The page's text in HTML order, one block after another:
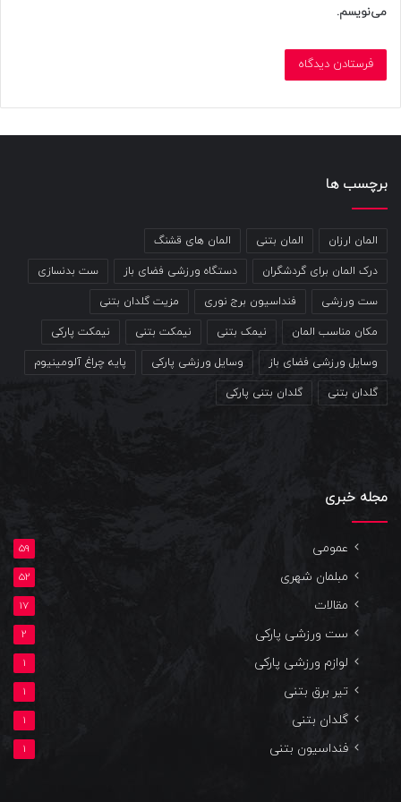
دستگاه کشش پا دراز و نشست
پرس پا، دستگاه توسن
بارفیکس چرخشی
دستگاه تقویت سرشانه
پرس سرشانه
دستگاه جلوپا
بارفیکس
دستگاه پارالل پارکی
دستگاه دوفرمان
می‌نویسم.
برچسب ها
المان ارزان المان بتنی المان های قشنگ
درک المان برای گردشگران دستگاه ورزشی فضای باز ست بدنسازی
ست ورزشی فنداسیون برج نوری مزیت گلدان بتنی
مکان مناسب المان نیمک بتنی نیمکت بتنی نیمکت پارکی
وسایل ورزشی فضای باز وسایل ورزشی پارکی پایه چراغ آلومینیوم
گلدان بتنی گلدان بتنی پارکی
مجله خبری
عمومی 59
مبلمان شهری 52
مقالات 17
ست ورزشی پارکی 2
لوازم ورزشی پارکی 1
تیر برق بتنی 1
گلدان بتنی 1
فنداسیون بتنی 1